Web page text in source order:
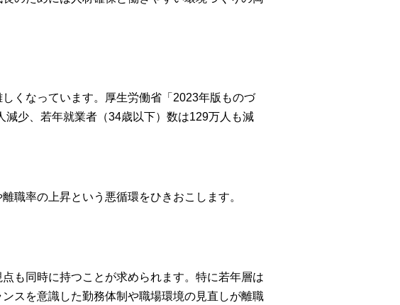
くなっています。厚生労働省「2023年版ものづ
少、若年就業者（34歳以下）数は129万人も減
職率の上昇という悪循環をひきおこします。
も同時に持つことが求められます。特に若年層は
スを意識した勤務体制や職場環境の見直しが離職